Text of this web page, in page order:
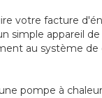
votre facture
simple appareil
au système
pompe à